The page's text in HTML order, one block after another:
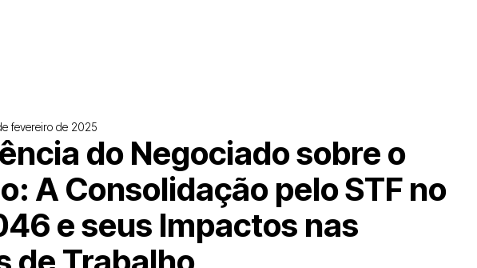
fevereiro de 2025
do Negociado sobre o
A Consolidação pelo STF no
e seus Impactos nas